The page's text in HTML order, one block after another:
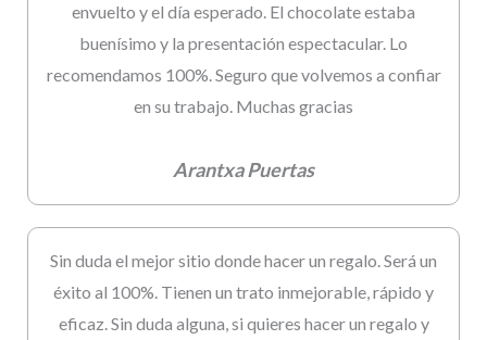
envuelto y el día esperado. El chocolate estaba
buenísimo y la presentación espectacular. Lo
recomendamos 100%. Seguro que volvemos a confiar
en su trabajo. Muchas gracias
Arantxa Puertas
Sin duda el mejor sitio donde hacer un regalo. Será un
éxito al 100%. Tienen un trato inmejorable, rápido y
eficaz. Sin duda alguna, si quieres hacer un regalo y